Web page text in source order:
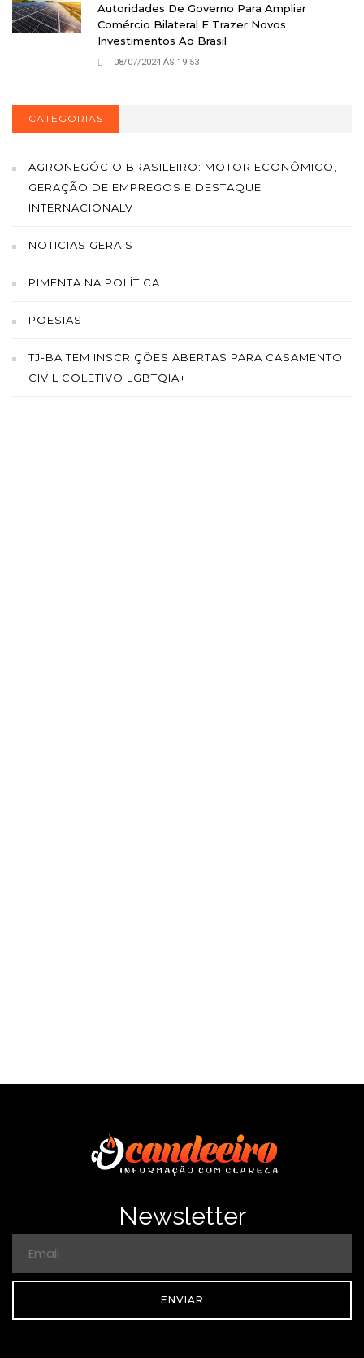
Autoridades De Governo Para Ampliar
Comércio Bilateral E Trazer Novos
Investimentos Ao Brasil
08/07/2024 ÁS 19:53
CATEGORIAS
AGRONEGÓCIO BRASILEIRO: MOTOR ECONÔMICO,
GERAÇÃO DE EMPREGOS E DESTAQUE
INTERNACIONALV
NOTICIAS GERAIS
PIMENTA NA POLÍTICA
POESIAS
TJ-BA TEM INSCRIÇÕES ABERTAS PARA CASAMENTO
CIVIL COLETIVO LGBTQIA+
Newsletter
ENVIAR